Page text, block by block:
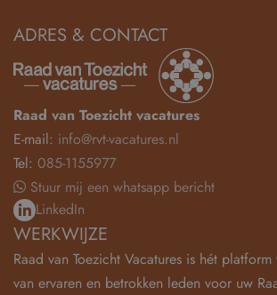
ADRES & CONTACT
Raad van Toezicht vacatures
E-mail: info@rvt-vacatures.nl
Tel: 085-1155977
Stuur mij een whatsapp bericht
LinkedIn
WERKWIJZE
Raad van Toezicht Vacatures is hét
van ervaren en betrokken leden voor uw